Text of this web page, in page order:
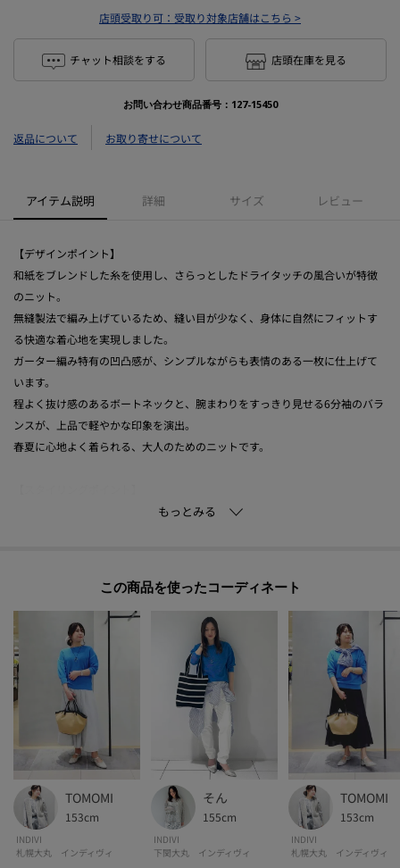
店頭受取り可： 受取り対象店舗はこちら >
チャット相談をする 店頭在庫を見る
お問い合わせ商品番号： 127-15450
返品について お取り寄せについて
アイテム説明 詳細 サイズ レビュー
【デザインポイント】
和紙をブレンドした糸を使用し、さらっとしたドライタッチの風合いが特徴
のニット。
無縫製法で編み上げているため、縫い目が少なく、身体に自然にフィットす
る快適な着心地を実現しました。
ガーター編み特有の凹凸感が、シンプルながらも表情のある一枚に仕上げて
います。
程よく抜け感のあるボートネックと、腕まわりをすっきり見せる6分袖のバラ
ンスが、上品で軽やかな印象を演出。
春夏に心地よく着られる、大人のためのニットです。
ワイドパンツと合わせれば、リラックス感のある洗練されたカジュアルスタ
ナローなフレアスカートと組み合わせると、女性らしくすっきりとした印象
ボートネックの抜け感が、シンプルなスカートスタイルにさりげない華やか
さをプラスします。
足元はフラットシューズで軽やかに、またはヒールサンダルで上品にまとめ
るのもおすすめです。
【素材ポイント】
軽くドライ感が特徴のペーパーヤーンを使用しています。
ペーパーは繊維の多孔質構造により、微細な空間があるため、通気性に富ん
でいます。
また比重の軽さによるしなやかなハリとコシも素材特徴になります。
この商品を使った
TOMOMI
153cm
INDIVI
札幌大丸 インディヴィ
そん
155cm
INDIVI
下関大丸 インディヴィ
TOMOMI
153cm
INDIVI
札幌大丸 インディヴィ